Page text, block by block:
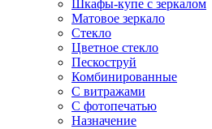
Шкафы-купе с зеркалом
Матовое зеркало
Стекло
Цветное стекло
Пескоструй
Комбинированные
С витражами
С фотопечатью
Назначение